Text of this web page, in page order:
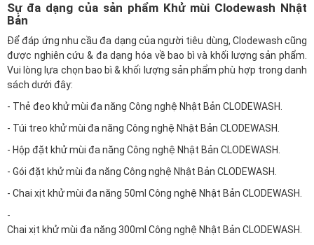
Sự đa dạng của sản phẩm Khử mùi Clodewash Nhật
Bản
Để đáp ứng nhu cầu đa dạng của người tiêu dùng, Clodewash cũng
được nghiên cứu & đa dạng hóa về bao bì và khối lượng sản phẩm.
Vui lòng lựa chọn bao bì & khối lượng sản phẩm phù hợp trong danh
sách dưới đây:
- Thẻ đeo khử mùi đa năng Công nghệ Nhật Bản CLODEWASH.
- Túi treo khử mùi đa năng Công nghệ Nhật Bản CLODEWASH.
- Hộp đặt khử mùi đa năng Công nghệ Nhật Bản CLODEWASH.
- Gói đặt khử mùi đa năng Công nghệ Nhật Bản CLODEWASH.
- Chai xịt khử mùi đa năng 50ml Công nghệ Nhật Bản CLODEWASH.
-
Chai xịt khử mùi đa năng 300ml Công nghệ Nhật Bản CLODEWASH.